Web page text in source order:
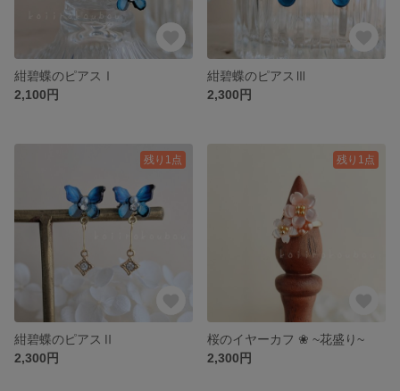
紺碧蝶のピアスⅠ
2,100円
紺碧蝶のピアスⅢ
2,300円
残り1点
紺碧蝶のピアスⅡ
2,300円
残り1点
桜のイヤーカフ ❀ ~花盛り~
2,300円